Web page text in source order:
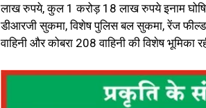
लाख रुपये, कुल 1 करोड़ 18 लाख रुपये इनाम
डीआरजी सुकमा, विशेष पुलिस बल सुकमा, रेंज
वाहिनी और कोबरा 208 वाहिनी की विशेष भूमिका